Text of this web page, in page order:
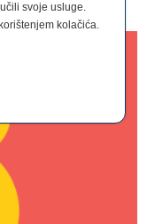
svoje usluge.
kolačića.